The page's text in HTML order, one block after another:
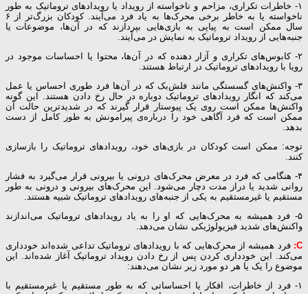
۱- خاطرات تکراری، مزاحم و ناخواسته از رویداد یا رویدادهای تروماتیک به طور
ناخواسته یا به خاطر برخی محرک‌ها به یاد فرد می‌آیند. کودکان بزرگ‌تر از ۶
سال ممکن است به پیاپی به بازی‌هایی بپردازند که در آن‌ها، موضوعات یا
جنبه‌هایی از رویداد تروماتیک به نمایش در می‌آیند.
۲- کابوس‌های تکراری و آزار دهنده که در آن‌ها، محتوا یا احساسات موجود در
رویا با رویدادهای تروماتیک در ارتباط هستند.
۳- واکنش‌های گسستگی مانند فلش‌بک که در آن‌ها فرد طوری احساس یا عمل
می‌کند که انگار رویدادهای تروماتیک دوباره در حال رخ دادن هستند. این گونه
واکنش‌ها ممکن است روی یک پیوستار قرار گیرند که در شدیدترین حالت آن
ممکن است که فرد آگاهی خود را درباره‌ی پیرامونش به طور کامل از دست
بدهد.
توجه: ممکن است کودکان در بازی‌های خود، رویدادهای تروماتیک را بازسازی
کنند.
۴- هنگامی که فرد در معرض محرک‌های درونی یا بیرونی قرار می‌گیرد به فشار
روانی شدید یا دراز مدت دچار می‌شود. این محرک‌های بیرونی و درونی به طور
مستقیم یا غیرمستقیم به یکی از جنبه‌های رویدادهای تروماتیک شبیه هستند.
۵- فرد همیشه به محرک‌هایی که او را به یاد رویدادهای تروماتیک می‌اندازند
واکنش‌های شدید فیزیولوژیکی نشان می‌دهد.
C: فرد همیشه از محرک‌هایی که با رویدادهای تروماتیک تداعی شده‌اند خودداری
می‌کند. این خودداری کردن پس از رخ دادن رویداد تروماتیک آغاز شده‌اند. این
موضوع را یک یا هر دو مورد زیر نشان می‌دهند:
۱- فرد از خاطرات، افکار یا احساساتی که به طور مستقیم یا غیرمستقیم با